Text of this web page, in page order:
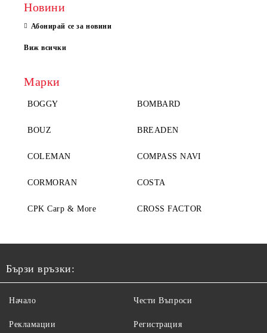
Новини
Абонирай се за новини
Виж всички
Марки
BOGGY BOMBARD
BOUZ BREADEN
COLEMAN COMPASS NAVI
CORMORAN COSTA
CPK Carp & More CROSS FACTOR
Бързи връзки:
Начало
Рекламации
Чести Въпроси
Регистрация